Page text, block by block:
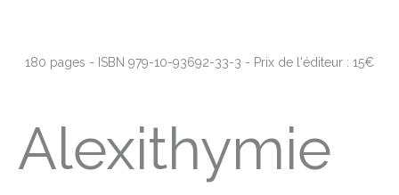
Alexithymie
180 pages - ISBN 979-10-93692-33-3 - Prix de l'éditeur : 15€